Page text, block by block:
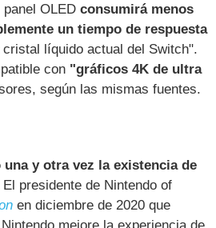
OLED consumirá menos
un tiempo de respuesta
líquido actual del Switch".
con "gráficos 4K de ultra
según las mismas fuentes.
una y otra vez la existencia de
El presidente de Nintendo of
en diciembre de 2020 que
mejore la experiencia de